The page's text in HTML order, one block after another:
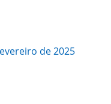
de 2025